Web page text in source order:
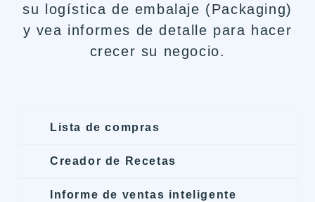
su logística de embalaje (Packaging)
y vea informes de detalle para hacer
crecer su negocio.
Lista de compras
Creador de Recetas
Informe de ventas inteligente